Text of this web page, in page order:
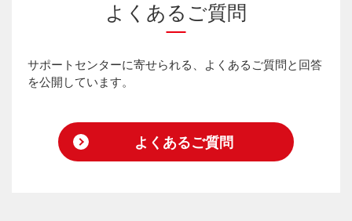
よくあるご質問
サポートセンターに寄せられる、よくあるご質問と回答
を公開しています。
よくあるご質問